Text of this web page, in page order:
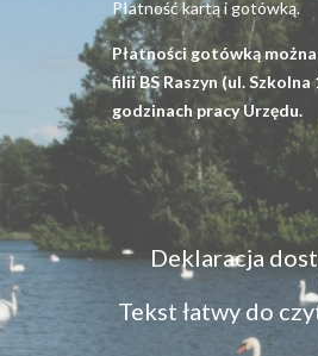
Płatność kartą i gotówką.
Płatności gotówką
filii BS Raszyn (ul. Szkolna
godzinach pracy Urzędu.
Menu
dostępność
Deklaracja
Tekst łatwy do